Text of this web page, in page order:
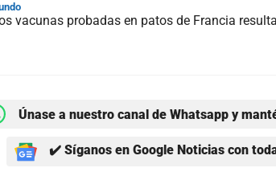
vacunas probadas en patos de Francia
Únase a nuestro canal de Whatsapp y
✔️ Síganos en Google Noticias con